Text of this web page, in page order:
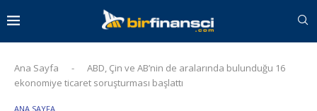
Ana Sayfa -
ABD, Çin ve AB’nin de aralarında bulunduğu 16
ekonomiye ticaret soruşturması başlattı
ANA SAYFA